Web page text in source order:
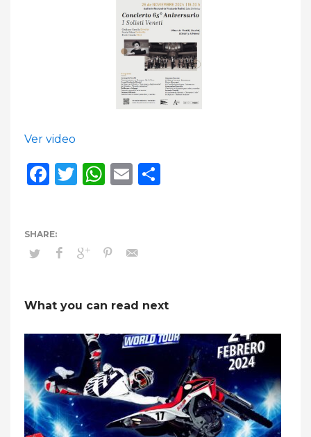
Ver video
Facebook
Twitter
WhatsApp
Email
What you can read next